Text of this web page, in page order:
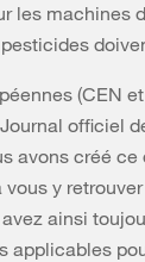
les machines
(CEN
officiel
avons créé
vous y
ainsi
applicables